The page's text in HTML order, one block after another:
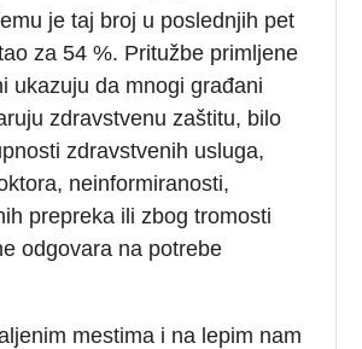
je taj broj u poslednjih pet
za 54 %. Pritužbe primljene
ukazuju da mnogi građani
zdravstvenu zaštitu, bilo
zdravstvenih usluga,
neinformiranosti,
prepreka ili zbog tromosti
odgovara na potrebe
mestima i na lepim nam